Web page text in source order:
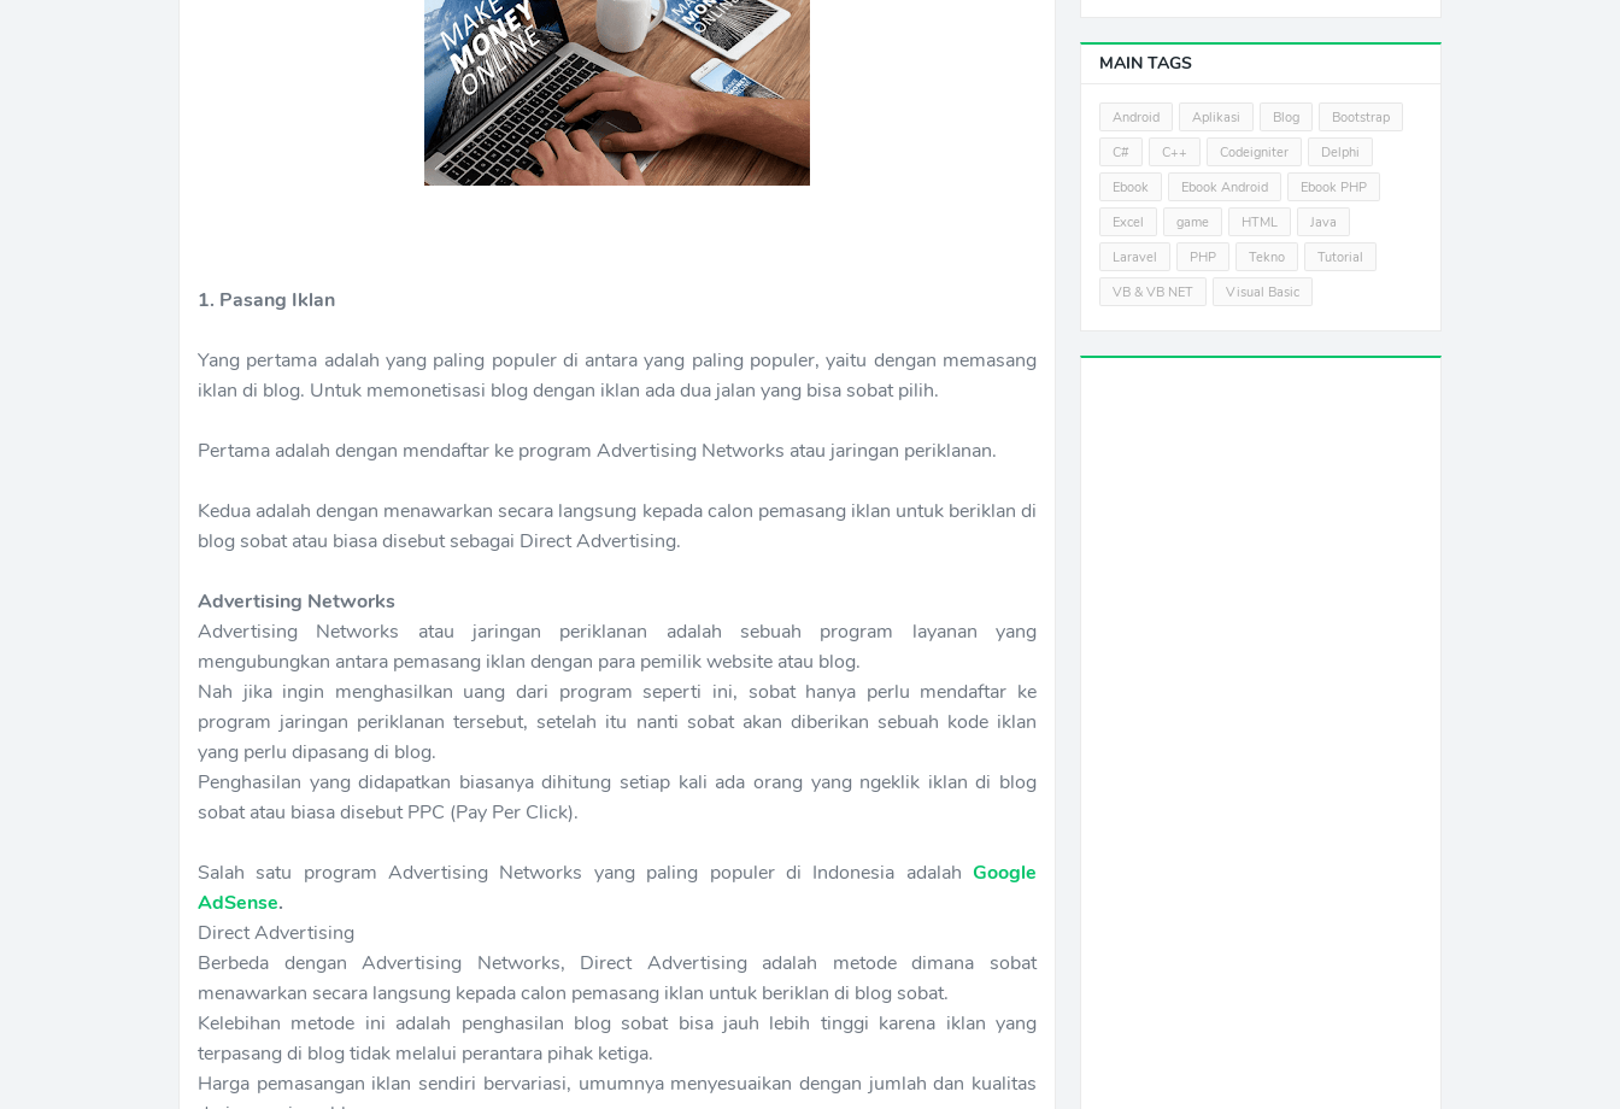
1. Pasang Iklan
Yang pertama adalah yang paling populer di antara yang paling populer, yaitu dengan memasang
iklan di blog. Untuk memonetisasi blog dengan iklan ada dua jalan yang bisa sobat pilih.
Pertama adalah dengan mendaftar ke program Advertising Networks atau jaringan periklanan.
Kedua adalah dengan menawarkan secara langsung kepada calon pemasang iklan untuk beriklan di
blog sobat atau biasa disebut sebagai Direct Advertising.
Advertising Networks
Advertising Networks atau jaringan periklanan adalah sebuah program layanan yang
mengubungkan antara pemasang iklan dengan para pemilik website atau blog.
Nah jika ingin menghasilkan uang dari program seperti ini, sobat hanya perlu mendaftar ke
program jaringan periklanan tersebut, setelah itu nanti sobat akan diberikan sebuah kode iklan
yang perlu dipasang di blog.
Penghasilan yang didapatkan biasanya dihitung setiap kali ada orang yang ngeklik iklan di blog
sobat atau biasa disebut PPC (Pay Per Click).
Salah satu program Advertising Networks yang paling populer di Indonesia adalah Google
AdSense.
Direct Advertising
Berbeda dengan Advertising Networks, Direct Advertising adalah metode dimana sobat
menawarkan secara langsung kepada calon pemasang iklan untuk beriklan di blog sobat.
Kelebihan metode ini adalah penghasilan blog sobat bisa jauh lebih tinggi karena iklan yang
terpasang di blog tidak melalui perantara pihak ketiga.
Harga pemasangan iklan sendiri bervariasi, umumnya menyesuaikan dengan jumlah dan kualitas
MAIN TAGS
Android Aplikasi Blog
Bootstrap
C#
C++ Codeigniter
Delphi
Ebook
Ebook Android
Ebook PHP
Excel
game HTML
Java
Laravel
PHP Tekno
Tutorial
VB & VB NET
Visual Basic